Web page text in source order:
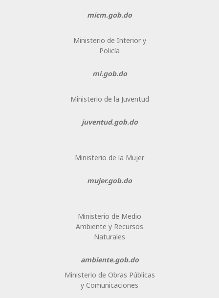
micm.gob.do
Ministerio de Interior y
Policía
mi.gob.do
Ministerio de la Juventud
juventud.gob.do
Ministerio de la Mujer
mujer.gob.do
Ministerio de Medio
Ambiente y Recursos
Naturales
ambiente.gob.do
Ministerio de Obras Públicas
y Comunicaciones